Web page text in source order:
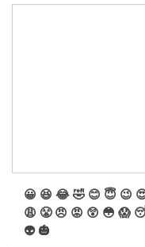
😀 😆 😂🤣 😊 😇 😉
😩 😤 😠 😡 😲 😳 😱
👽 🎃